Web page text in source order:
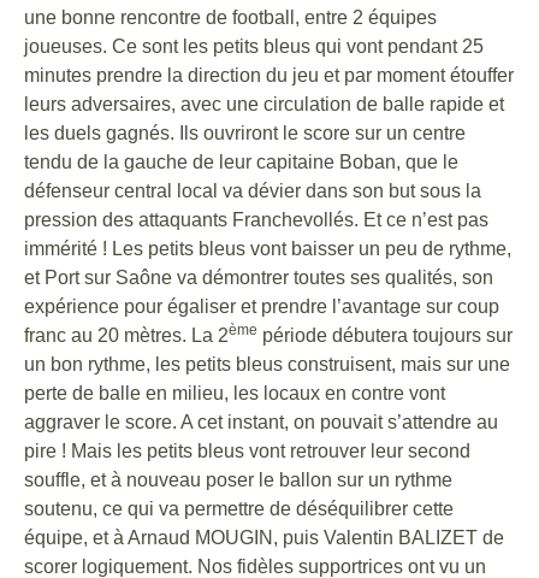
une bonne rencontre de football, entre 2 équipes
joueuses. Ce sont les petits bleus qui vont pendant 25
minutes prendre la direction du jeu et par moment étouffer
leurs adversaires, avec une circulation de balle rapide et
les duels gagnés. Ils ouvriront le score sur un centre
tendu de la gauche de leur capitaine Boban, que le
défenseur central local va dévier dans son but sous la
pression des attaquants Franchevollés. Et ce n’est pas
immérité ! Les petits bleus vont baisser un peu de rythme,
et Port sur Saône va démontrer toutes ses qualités, son
expérience pour égaliser et prendre l’avantage sur coup
franc au 20 mètres. La 2ème période débutera toujours sur
un bon rythme, les petits bleus construisent, mais sur une
perte de balle en milieu, les locaux en contre vont
aggraver le score. A cet instant, on pouvait s’attendre au
pire ! Mais les petits bleus vont retrouver leur second
souffle, et à nouveau poser le ballon sur un rythme
soutenu, ce qui va permettre de déséquilibrer cette
équipe, et à Arnaud MOUGIN, puis Valentin BALIZET de
scorer logiquement. Nos fidèles supportrices ont vu un